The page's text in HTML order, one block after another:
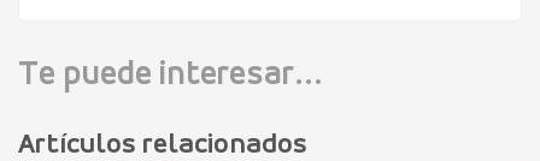
Te puede interesar...
Artículos relacionados